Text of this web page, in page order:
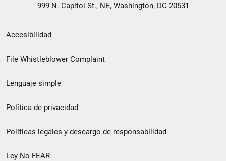
999 N. Capitol St., NE, Washington, DC 20531
Menú
de
de
pie
de
página
Accesibilidad
File Whistleblower Complaint
Lenguaje simple
Política de privacidad
Políticas legales y descargo de responsabilidad
Ley No FEAR